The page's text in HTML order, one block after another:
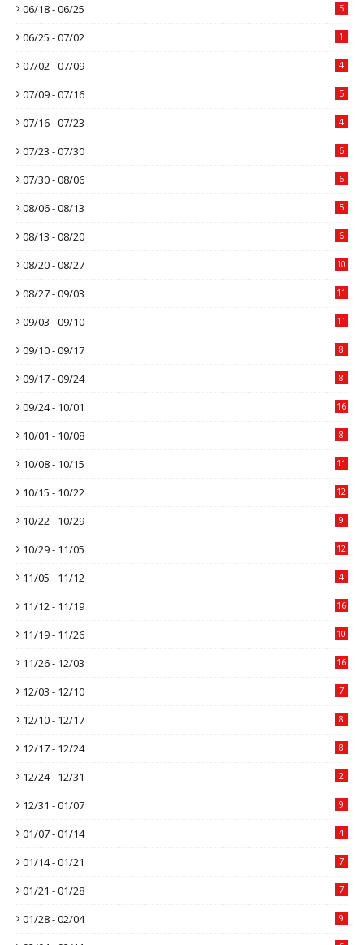
06/18 - 06/25 5
06/25 - 07/02 1
07/02 - 07/09 4
07/09 - 07/16 5
07/16 - 07/23 4
07/23 - 07/30 6
07/30 - 08/06 6
08/06 - 08/13 5
08/13 - 08/20 6
08/20 - 08/27 10
08/27 - 09/03 11
09/03 - 09/10 11
09/10 - 09/17 8
09/17 - 09/24 8
09/24 - 10/01 16
10/01 - 10/08 8
10/08 - 10/15 11
10/15 - 10/22 12
10/22 - 10/29 9
10/29 - 11/05 12
11/05 - 11/12 4
11/12 - 11/19 16
11/19 - 11/26 10
11/26 - 12/03 16
12/03 - 12/10 7
12/10 - 12/17 8
12/17 - 12/24 8
12/24 - 12/31 2
12/31 - 01/07 9
01/07 - 01/14 4
01/14 - 01/21 7
01/21 - 01/28 7
01/28 - 02/04 9